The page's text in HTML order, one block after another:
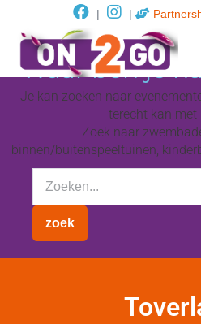
| |
Waar ben je
Je kan zoeken naar
terecht kan met
Zoek naar
binnen/buitenspeeltuinen,